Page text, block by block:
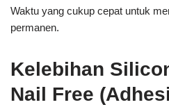
Waktu yang cukup cepat untuk
permanen.
Kelebihan
Nail Free